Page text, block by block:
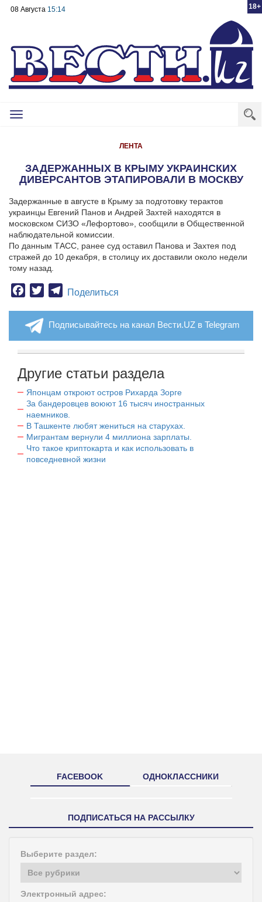
18+
08 Августа 15:14
Toggle
ЛЕНТА
ЗАДЕРЖАННЫХ В КРЫМУ УКРАИНСКИХ
ДИВЕРСАНТОВ ЭТАПИРОВАЛИ В МОСКВУ
Задержанные в августе в Крыму за подготовку терактов
украинцы Евгений Панов и Андрей Захтей находятся в
московском СИЗО «Лефортово», сообщили в Общественной
наблюдательной комиссии.
По данным ТАСС, ранее суд оставил Панова и Захтея под
стражей до 10 декабря, в столицу их доставили около недели
тому назад.
Facebook
TwitterTelegram
Поделиться
Подписывайтесь на канал Вести.UZ в Telegram
Другие статьи раздела
Японцам откроют остров Рихарда Зорге
За бандеровцев воюют 16 тысяч иностранных
наемников.
В Ташкенте любят жениться на старухах.
Мигрантам вернули 4 миллиона зарплаты.
Что такое криптокарта и как использовать в
повседневной жизни
FACEBOOK ОДНОКЛАССНИКИ
ПОДПИСАТЬСЯ НА РАССЫЛКУ
Выберите раздел:
Электронный адрес: